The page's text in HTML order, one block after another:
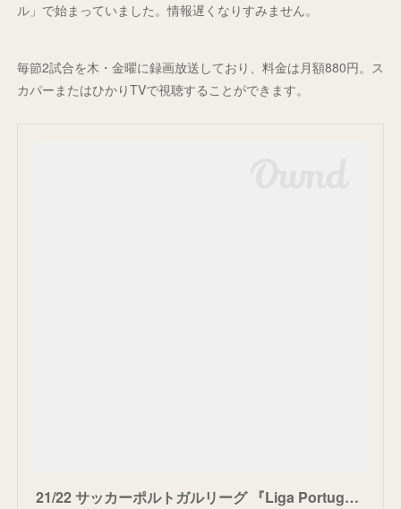
ル」で始まっていました。情報遅くなりすみません。
毎節2試合を木・金曜に録画放送しており、料金は月額880円。ス
カパーまたはひかりTVで視聴することができます。
21/22 サッカーポルトガルリーグ 『Liga Portugal Bwin』 | プログラム | 刺激ストロングチャンネル